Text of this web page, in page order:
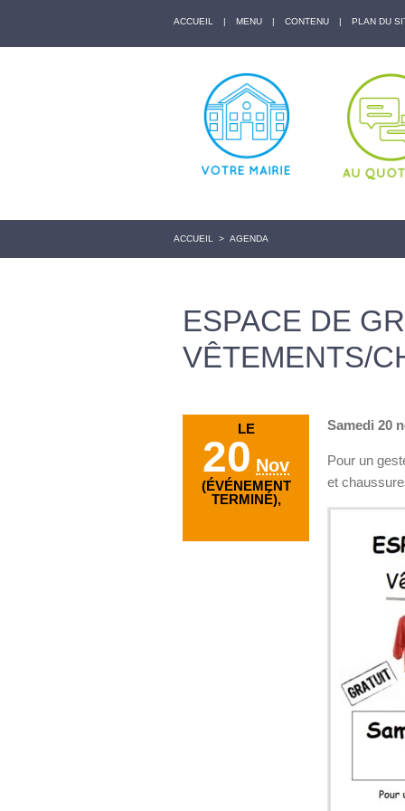
ACCUEIL | MENU | CONTENU | PLAN DU
ACCUEIL > AGENDA
ESPACE DE
VÊTEMENTS/
LE
20 Nov
(ÉVÉNEMENT
TERMINÉ),
Samedi 20
Pour un
et